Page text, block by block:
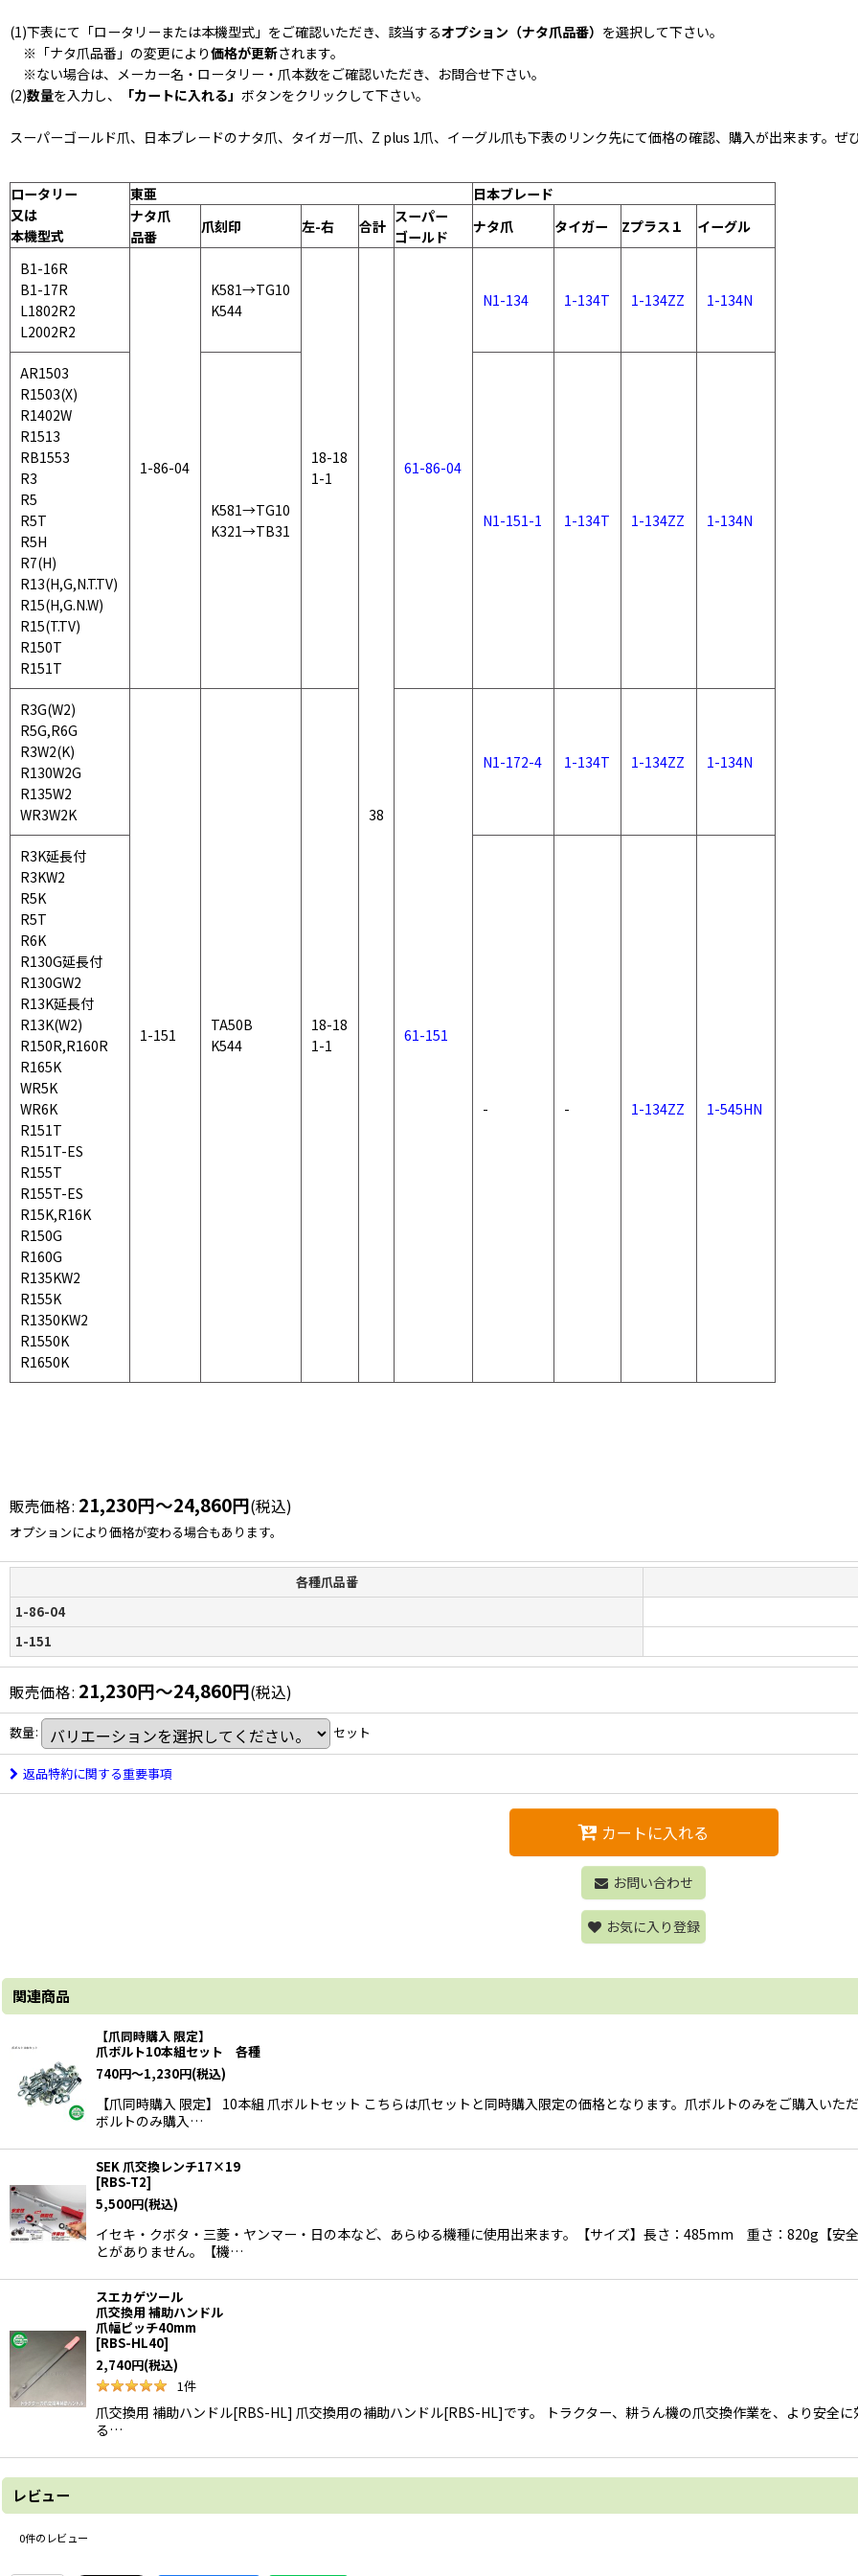
(1)下表にて「ロータリーまたは本機型式」をご確認いただき、該当するオプション（ナタ爪品番） を選択して下さい。
※「ナタ爪品番」の変更により価格が更新されます。
※ない場合は、メーカー名・ロータリー・爪本数をご確認いただき、お問合せ下さい。
(2)数量を入力し、 「カートに入れる」 ボタンをクリックして下さい。
スーパーゴールド爪、日本ブレードのナタ爪、タイガー爪、Z plus 1爪、イーグル爪も下表のリンク先にて価格の確認、購入が出来ます。ぜ
ロータリー
又は
本機型式
東亜
日本ブレード
ナタ爪
品番
爪刻印 左-右 合計
スーパー
ゴールド
ナタ爪 タイガー Zプラス１ イーグル
B1-16R
B1-17R
L1802R2
L2002R2
1-86-04
K581→TG10
K544
18-18
1-1
38
61-86-04
N1-134 1-134T 1-134ZZ 1-134N
AR1503
R1503(X)
R1402W
R1513
RB1553
R3
R5
R5T
R5H
R7(H)
R13(H,G,N.T.TV)
R15(H,G.N.W)
R15(T.TV)
R150T
R151T
K581→TG10
K321→TB31
N1-151-1 1-134T 1-134ZZ 1-134N
R3G(W2)
R5G,R6G
R3W2(K)
R130W2G
R135W2
WR3W2K
1-151
TA50B
K544
18-18
1-1
61-151
N1-172-4 1-134T 1-134ZZ 1-134N
R3K延長付
R3KW2
R5K
R5T
R6K
R130G延長付
R130GW2
R13K延長付
R13K(W2)
R150R,R160R
R165K
WR5K
WR6K
R151T
R151T-ES
R155T
R155T-ES
R15K,R16K
R150G
R160G
R135KW2
R155K
R1350KW2
R1550K
R1650K
- - 1-134ZZ 1-545HN
販売価格: 21,230円～24,860円(税込)
オプションにより価格が変わる場合もあります。
各種爪品番
1-86-04
1-151
販売価格: 21,230円～24,860円(税込)
数量: セット
返品特約に関する重要事項
カートに入れる
お問い合わせ
お気に入り登録
関連商品
【爪同時購入 限定】
爪ボルト10本組セット 各種
740円～1,230円(税込)
【爪同時購入 限定】 10本組 爪ボルトセット こちらは爪セットと同時購入限定の価格となります。爪ボルトのみをご購入い
ボルトのみ購入…
SEK 爪交換レンチ17×19
[RBS-T2]
5,500円(税込)
イセキ・クボタ・三菱・ヤンマー・日の本など、あらゆる機種に使用出来ます。【サイズ】長さ：485mm 重さ：820g【安
とがありません。【機…
スエカゲツール
爪交換用 補助ハンドル
爪幅ピッチ40mm
[RBS-HL40]
2,740円(税込)
1件
爪交換用 補助ハンドル[RBS-HL] 爪交換用の補助ハンドル[RBS-HL]です。 トラクター、耕うん機の爪交換作業を、より安全
る…
レビュー
0件のレビュー